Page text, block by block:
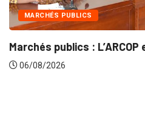
pour plus...